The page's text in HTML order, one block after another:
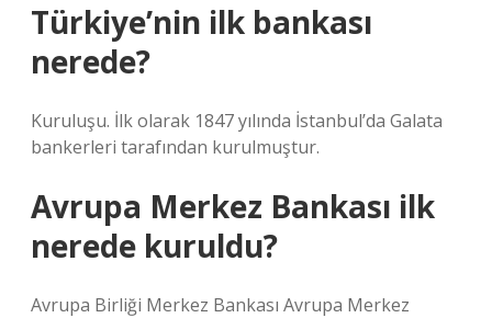
Türkiye’nin ilk bankası
nerede?
Kuruluşu. İlk olarak 1847 yılında İstanbul’da Galata
bankerleri tarafından kurulmuştur.
Avrupa Merkez Bankası ilk
nerede kuruldu?
Avrupa Birliği Merkez Bankası Avrupa Merkez